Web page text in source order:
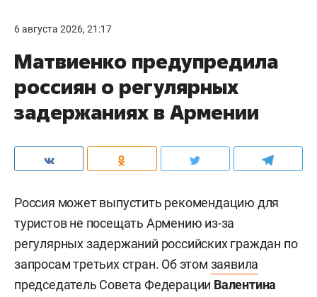
6 августа 2026, 21:17
Матвиенко предупредила
россиян о регулярных
задержаниях в Армении
Россия может выпустить рекомендацию для
туристов не посещать Армению из-за
регулярных задержаний российских граждан по
запросам третьих стран. Об этом заявила
председатель Совета Федерации Валентина